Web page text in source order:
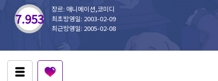
7.953
장르: 애니메이션,코미디
최초방영일: 2003-02-09
최근방영일: 2005-02-08